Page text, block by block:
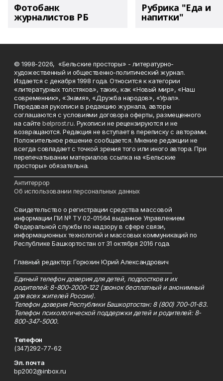
Фотобанк
журналистов РБ
Рубрика "Еда и
напитки"
© 1998-2026, «Бельские просторы» - литературно-
художественный и общественно-политический журнал.
Издается с декабря 1998 года. Относится к категории
«литературных толстяков», таких, как «Новый мир», «Наш
современник», «Знамя», «Дружба народов», «Урал».
Передавая рукописи в редакцию журнала, авторы
соглашаются с условиями договора оферты, размещенного
на сайтеbelprost.ru. Рукописи не рецензируются и не
возвращаются. Редакция не вступает в переписку с авторами.
Положительное решение сообщается. Мнение редакции не
всегда совпадает с точкой зрения того или иного автора. При
перепечатывании материалов ссылка на «Бельские
просторы» обязательна.
Антитеррор
Об использовании персональных данных
Свидетельство о регистрации средства массовой
информации ПИ № ТУ 02-01564 выданное Управлением
Федеральной службы по надзору в сфере связи,
информационных технологий и массовых коммуникаций по
Республике Башкортостан от 31 октября 2016 года.
Главный редактор: Горюхин Юрий Александрович
Единый телефон доверия для детей, подростков и их
родителей: 8-800-2000-122 (звонок бесплатный и анонимный
для всех жителей России).
Телефон доверия Республики Башкортостан: 8 (800) 700-01-83.
Телефон психологической поддержки детей и родителей: 8-
800-347-5000.
Телефон
(347)292-77-62
Эл. почта
bp2002@inbox.ru